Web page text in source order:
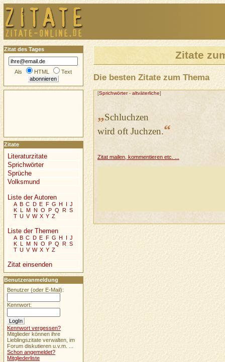
Zitate
Die besten Zitate zum Thema
[Sprichwörter- altväterliche]
„Schluchzen
wird oft Juchzen.“
Zitat mailen, kommentieren etc. ...
Zitat des Tages
Als HTML Text
Zitate
Literaturzitate
Sprichwörter
Sprüche
Volksmund
Liste der Autoren
A B C D E F G H I J
K L M N O P Q R S
T U V W X Y Z
Liste der Themen
A B C D E F G H I J
K L M N O P Q R S
T U V W X Y Z
Zitat einsenden
Benutzeranmeldung
Benutzer (oder E-Mail):
Kennwort:
Kennwort vergessen?
Mitglieder können ihre
Lieblingszitate verwalten, im
Forum diskutieren u.v.m. ...
Schon angemeldet?
Mitgliederliste